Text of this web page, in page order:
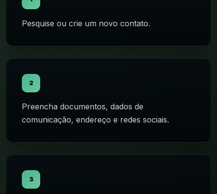
Pesquise ou crie um novo contato.
2
Preencha documentos, dados de
comunicação, endereço e redes sociais.
3